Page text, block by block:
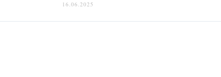
16.06.2025